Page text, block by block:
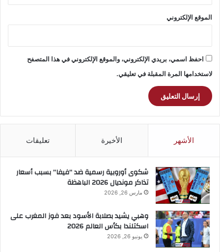
الموقع الإلكتروني
احفظ اسمي، بريدي الإلكتروني، والموقع الإلكتروني في هذا المتصفح
لاستخدامها المرة المقبلة في تعليقي.
الأشهر الأخيرة تعليقات
شكوى أوروبية رسمية ضد “فيفا” بسبب أسعار
تذاكر مونديال 2026 الباهظة
مارس 26, 2026
وهبي يشيد بصلابة الأسود بعد فوز المغرب على
اسكتلندا بكأس العالم 2026
يونيو 26, 2026